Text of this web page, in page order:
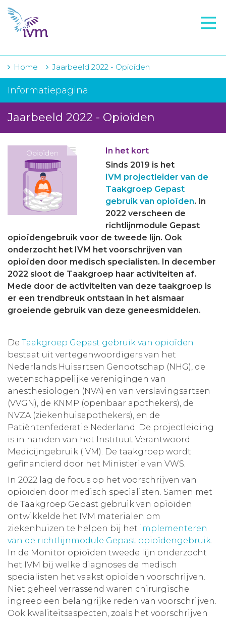
VMI
FTO voorbereiding
IVM-academie
Zorginstellingen
Over IVM
Actueel
Contact
Winkelwagentje
Aanmelden nieuwsbrief
Inloggen
Toegang leeromgeving
Home Jaarbeeld 2022 - Opioïden
Informatiepagina
Jaarbeeld 2022 - Opioïden
In het kort
Sinds 2019 is het
IVM projectleider van de
Taakgroep Gepast
gebruik van opioïden. In
2022 verscheen de
richtlijnmodule Gepast
opioïdengebruik voor de tweede lijn. Ook
onderzocht het IVM het voorschrijven van
opioïden door medisch specialisten. In december
2022 sloot de Taakgroep haar activiteiten af.
Mede door de activiteiten van deze taakgroep is
er een trendbreuk ontstaan in het alsmaar
groeiende gebruik van deze geneesmiddelen.
De Taakgroep Gepast gebruik van opioïden
bestaat uit vertegenwoordigers van het
Nederlands Huisartsen Genootschap (NHG), de
wetenschappelijke verenigingen van
anesthesiologen (NVA) en van verslavingsartsen
(VVGN), de KNMP (openbaar apothekers), de
NVZA (ziekenhuisapothekers), en de
Patiëntenfederatie Nederland. De projectleiding
is in handen van het Instituut Verantwoord
Medicijngebruik (IVM). De taakgroep wordt
gefinancierd door het Ministerie van VWS.
In 2022 lag de focus op het voorschrijven van
opioïden door medisch specialisten. Samen met
de Taakgroep Gepast gebruik van opioïden
ontwikkelde het IVM materialen om
ziekenhuizen te helpen bij het implementeren
van de richtlijnmodule Gepast opioïdengebruik.
In de Monitor opioïden tweede lijn onderzocht
het IVM bij welke diagnoses de medisch
specialisten het vaakst opioïden voorschrijven.
Niet geheel verrassend waren chirurgische
ingreep een belangrijke reden van voorschrijven.
Ook kwaliteitsaspecten, zoals het voorschrijven